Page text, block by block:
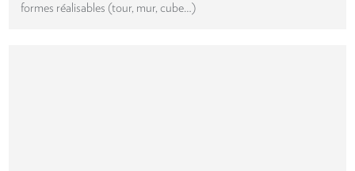
formes réalisables (tour, mur, cube…)